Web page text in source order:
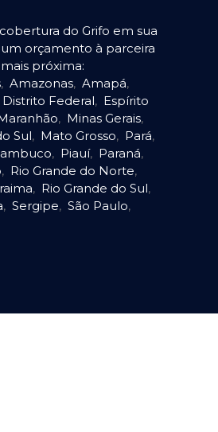
do Grifo em sua
orçamento à parceira
próxima:
, Amazonas, Amapá,
Distrito Federal, Espírito
, Minas Gerais,
Sul, Mato Grosso, Pará,
, Piauí, Paraná,
, Rio Grande do Norte,
, Rio Grande do Sul,
, Sergipe, São Paulo,